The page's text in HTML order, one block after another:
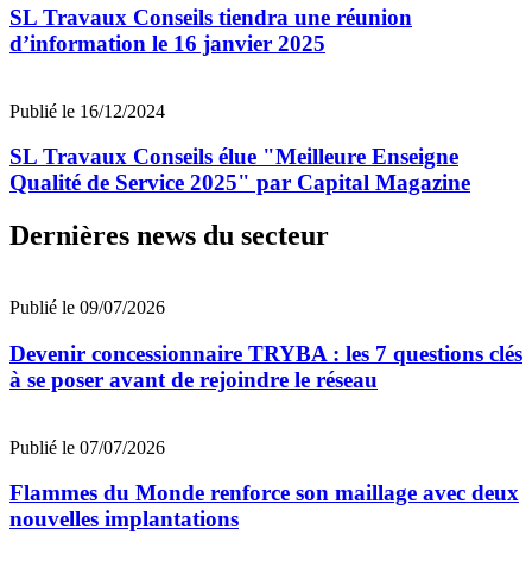
SL Travaux Conseils tiendra une réunion
d’information le 16 janvier 2025
Publié le 16/12/2024
SL Travaux Conseils élue "Meilleure Enseigne
Qualité de Service 2025" par Capital Magazine
Dernières news du secteur
Publié le 09/07/2026
Devenir concessionnaire TRYBA : les 7 questions clés
à se poser avant de rejoindre le réseau
Publié le 07/07/2026
Flammes du Monde renforce son maillage avec deux
nouvelles implantations